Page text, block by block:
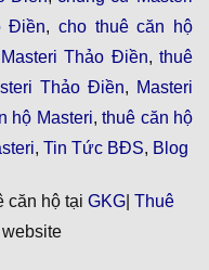
Điền, cho thuê căn hộ
Thảo Điền,thuê
Thảo Điền, Masteri
hộ Masteri, thuê căn hộ
, Tin Tức BĐS, Blog
căn hộ tại GKG Thuê